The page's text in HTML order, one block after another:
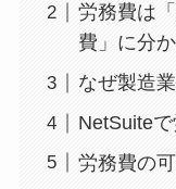
労務費は
費」に分
なぜ製造
NetSuite
労務費の